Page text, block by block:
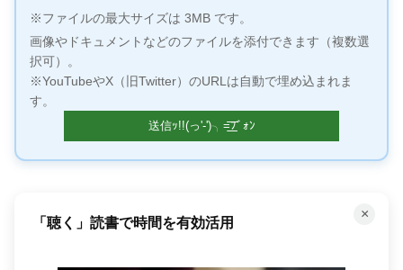
※ファイルの最大サイズは 3MB です。
画像やドキュメントなどのファイルを添付できます（複数選
択可）。
※YouTubeやX（旧Twitter）のURLは自動で埋め込まれま
す。
×
「聴く」読書で時間を有効活用